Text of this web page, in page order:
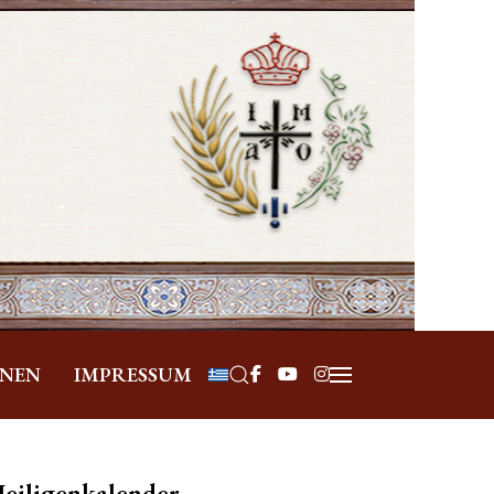
IMPRESSUM